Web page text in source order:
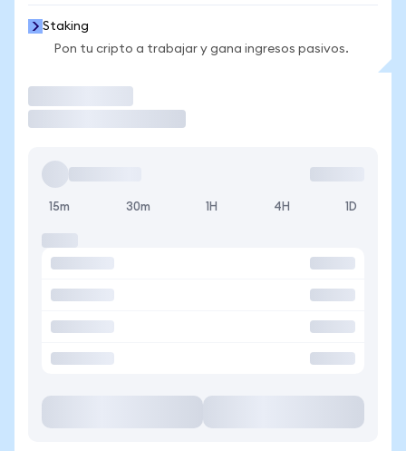
Staking
Pon tu cripto a trabajar y gana ingresos pasivos.
15m 30m 1H 4H 1D